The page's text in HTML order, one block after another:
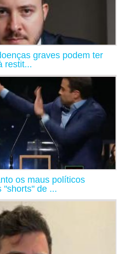
graves podem ter
restit...
os maus políticos
"shorts" de ...